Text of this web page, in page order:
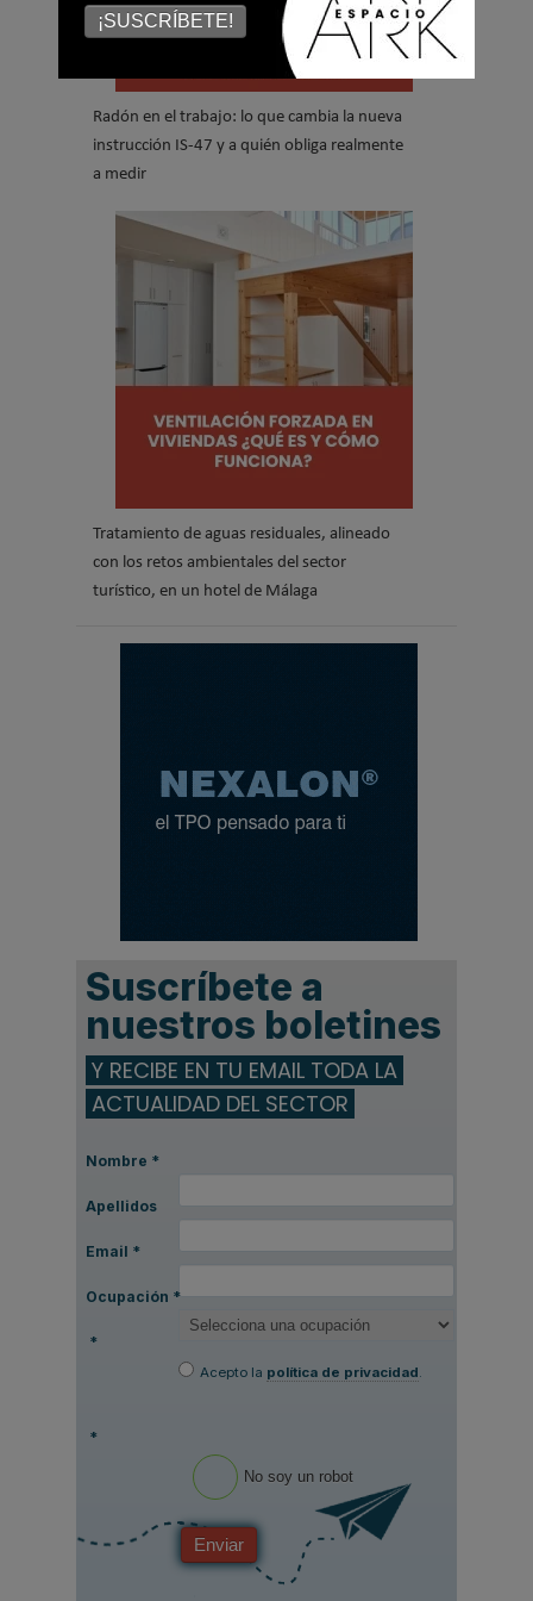
Radón en el trabajo: lo que cambia la nueva
instrucción IS-47 y a quién obliga realmente
a medir
Tratamiento de aguas residuales, alineado
con los retos ambientales del sector
turístico, en un hotel de Málaga
Suscríbete a
nuestros boletines
Y RECIBE EN TU EMAIL TODA LA
ACTUALIDAD DEL SECTOR
Nombre *
Apellidos
Email *
Ocupación *
*
Acepto la política de privacidad.
*
No soy un robot
Enviar
¡SUSCRÍBETE!